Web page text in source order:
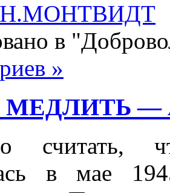
в
»
МЕДЛИТЬ —
считать,
в мае